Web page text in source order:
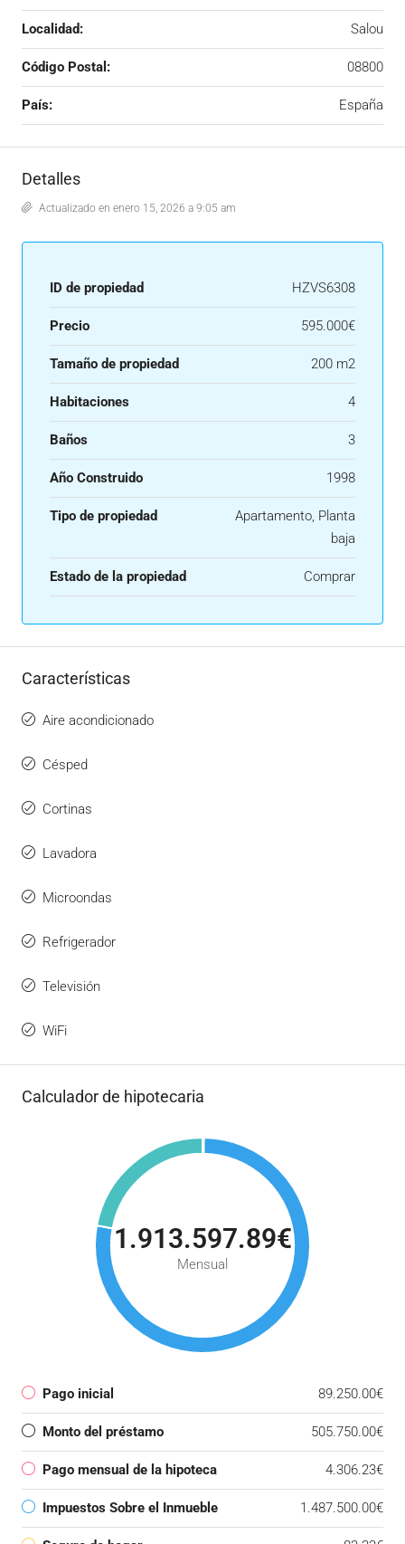
Localidad: Salou
Código Postal: 08800
País: España
Detalles
Actualizado en enero 15, 2026 a 9:05 am
ID de propiedad HZVS6308
Precio 595.000€
Tamaño de propiedad 200 m2
Habitaciones 4
Baños 3
Año Construido 1998
Tipo de propiedad
Apartamento, Planta
baja
Estado de la propiedad Comprar
Características
Aire acondicionado
Césped
Cortinas
Lavadora
Microondas
Refrigerador
Televisión
WiFi
Calculador de hipotecaria
1.913.597.89€
Mensual
Pago inicial 89.250.00€
Monto del préstamo 505.750.00€
Pago mensual de la hipoteca 4.306.23€
Impuestos Sobre el Inmueble 1.487.500.00€